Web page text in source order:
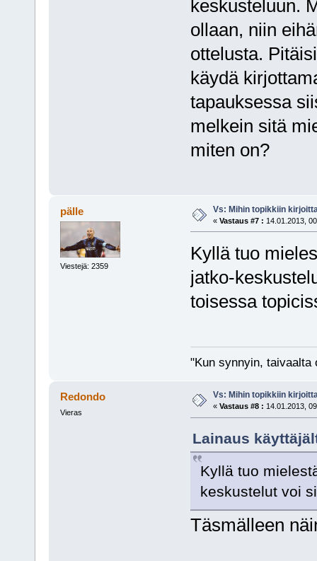
keskusteluun.
ollaan, niin
ottelusta.
käydä
tapauksessa
melkein sitä
miten on?
pälle
Viestejä: 2359
Vs: Mihin topikkiin
« Vastaus #7 : 14.01.2013,
Kyllä tuo
jatko-
toisessa
"Kun synnyin, taivaalta
Redondo
Vieras
Vs: Mihin topikkiin
« Vastaus #8 : 14.01.2013,
Lainaus
Kyllä tuo
keskustelut voi
Täsmälleen